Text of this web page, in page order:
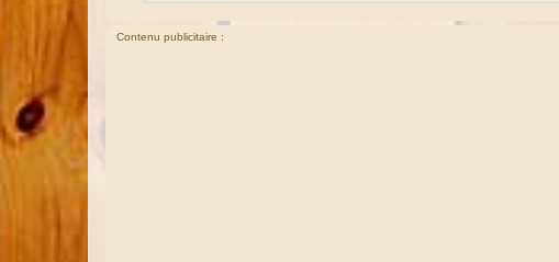
Contenu publicitaire :